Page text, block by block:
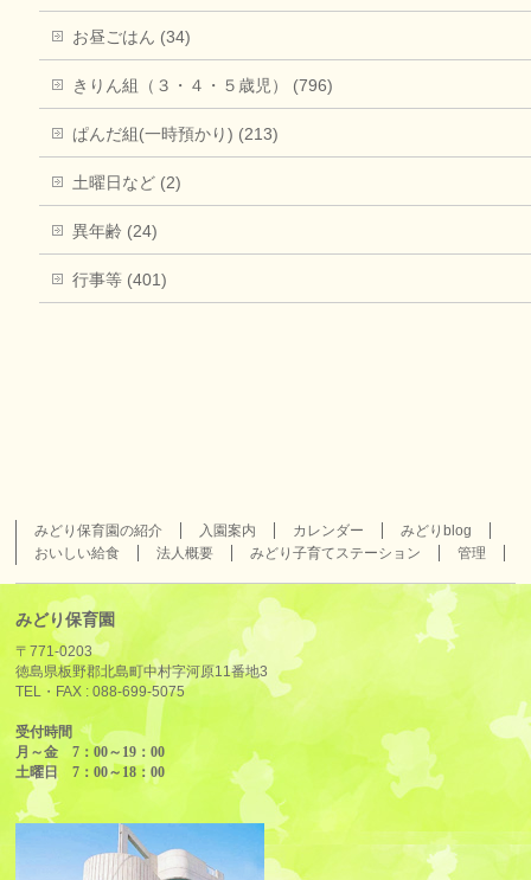
お昼ごはん (34)
きりん組（３・４・５歳児） (796)
ぱんだ組(一時預かり) (213)
土曜日など (2)
異年齢 (24)
行事等 (401)
みどり保育園の紹介 入園案内 カレンダー
みどりblog
おいしい給食
法人概要 みどり子育てステーション 管理
みどり保育園
〒771-0203
徳島県板野郡北島町中村字河原11番地3
TEL・FAX :088-699-5075
受付時間
月～金 7：00～19：00
土曜日 7：00～18：00